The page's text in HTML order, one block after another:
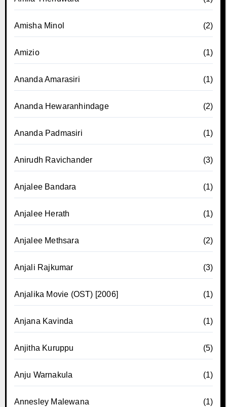
Amisha Minol (2)
Amizio (1)
Ananda Amarasiri (1)
Ananda Hewaranhindage (2)
Ananda Padmasiri (1)
Anirudh Ravichander (3)
Anjalee Bandara (1)
Anjalee Herath (1)
Anjalee Methsara (2)
Anjali Rajkumar (3)
Anjalika Movie (OST) [2006] (1)
Anjana Kavinda (1)
Anjitha Kuruppu (5)
Anju Warnakula (1)
Annesley Malewana (1)